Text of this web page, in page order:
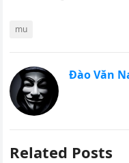
mu
Đào Văn
Related Posts